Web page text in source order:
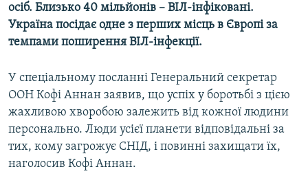
УКРАЇНА
СВІТ
СХЕМИ
КИТАЙ.ВИКЛИКИ
ФОТО
СПЕЦПРОЄКТИ
ПОДКАСТИ
осіб. Близько 40 мільйонів – ВІЛ-інфіковані.
Україна посідає одне з перших місць в Європі за
темпами поширення ВІЛ-інфекції.
У спеціальному посланні Генеральний секретар
ООН Кофі Аннан заявив, що успіх у боротьбі з цією
жахливою хворобою залежить від кожної людини
персонально. Люди усієї планети відповідальні за
тих, кому загрожує СНІД, і повинні захищати їх,
наголосив Кофі Аннан.